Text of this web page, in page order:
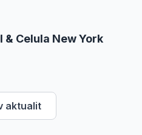
& Celula New York
aktualit